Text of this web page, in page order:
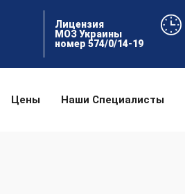
Лицензия
МОЗ Украины
номер 574/0/14-19
Цены Наши Специалисты